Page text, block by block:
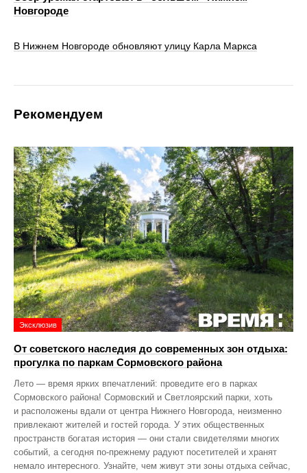
Новгороде
В Нижнем Новгороде обновляют улицу Карла Маркса
Рекомендуем
Эксклюзив
От советского наследия до современных зон отдыха:
прогулка по паркам Сормовского района
Лето — время ярких впечатлений: проведите его в парках
Сормовского района! Сормовский и Светлоярский парки, хоть
и расположены вдали от центра Нижнего Новгорода, неизменно
привлекают жителей и гостей города. У этих общественных
пространств богатая история — они стали свидетелями многих
событий, а сегодня по‑прежнему радуют посетителей и хранят
немало интересного. Узнайте, чем живут эти зоны отдыха сейчас,